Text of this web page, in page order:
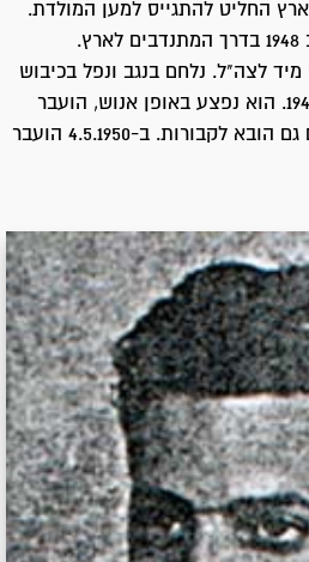
החליט להתגייס למען המולדת.
עזב את עבודתו ויצא באביב 1948 בדרך המתנדבים לארץ.
וגויס מיד לצה"ל. נלחם בנגב ונפל בכיבוש
באר-שבע ב-22 באוקטובר 1948. הוא נפצע באופן אנוש, הועבר
לדורות ושם מת בו ביום. שם גם הובא לקבורות. ב-4.5.1950 הועבר